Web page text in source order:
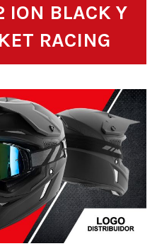
ION BLACK Y
RACING